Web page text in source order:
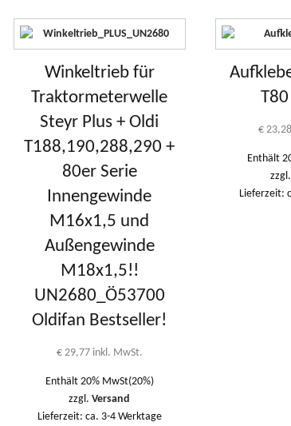
Winkeltrieb für
Traktormeterwelle
Steyr Plus + Oldi
T188,190,288,290 +
80er Serie
Innengewinde
M16x1,5 und
Außengewinde
M18x1,5!!
UN2680_Ö53700
Oldifan Bestseller!
€29,77 inkl. MwSt.
Enthält 20% MwSt(20%)
zzgl.Versand
Lieferzeit: ca. 3-4 Werktage
€23,28
Enthält
Lieferzeit: